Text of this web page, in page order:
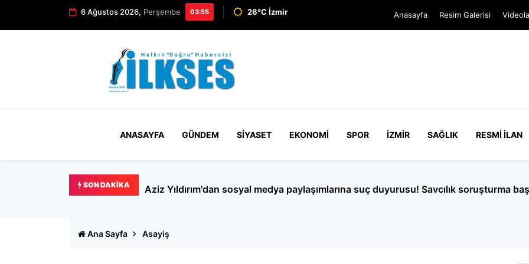
6 Ağustos 2026, Perşembe 03:55 26°C İzmir Anasayfa Resim Galerisi
ANASAYFA GÜNDEM SIYASET EKONOMI SPOR İZMIR SAĞLIK RESMI İLAN
SON DAKIKA Beyoğlu'nda köpek kavgası kanlı bitti: Pıtbull'un sahibi 3 yerinden bıçaklandı
Ana Sayfa Asayiş